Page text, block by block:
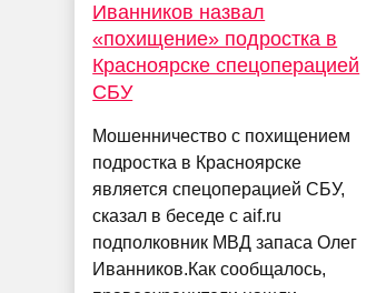
Иванников назвал
«похищение» подростка в
Красноярске спецоперацией
СБУ
Мошенничество с похищением
подростка в Красноярске
является спецоперацией СБУ,
сказал в беседе с aif.ru
подполковник МВД запаса Олег
Иванников.Как сообщалось,